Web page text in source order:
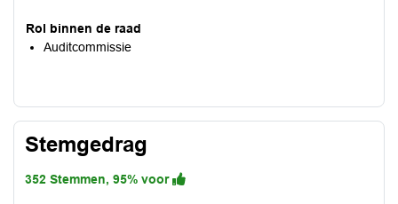
Rol binnen de raad
Auditcommissie
Stemgedrag
352 Stemmen, 95% voor